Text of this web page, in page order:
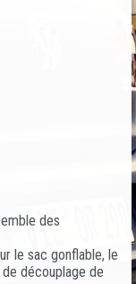
des
le sac gonflable, le
découplage de